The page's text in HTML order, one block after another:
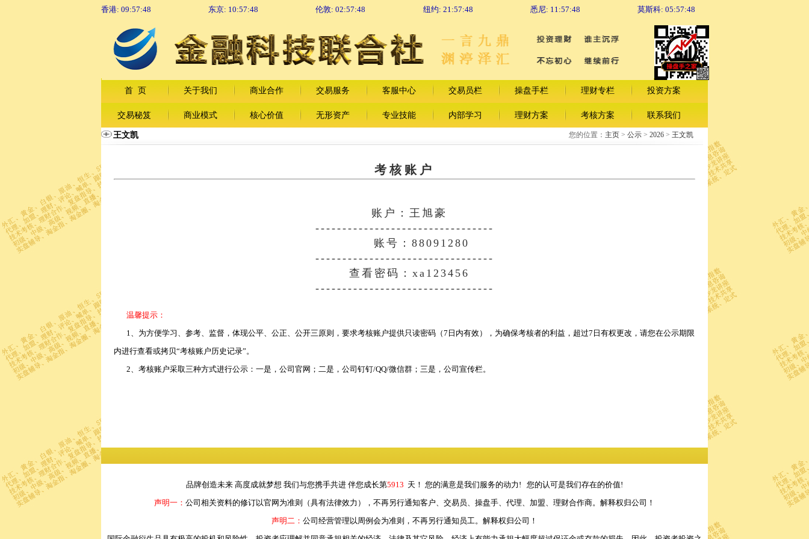
香港: 09:57:48 东京: 10:57:48 伦敦: 02:57:48 纽约: 21:57:48 悉尼: 11:57:48 莫斯科: 05:57:48
首 页 关于我们 商业合作 交易服务 客服中心 交易员栏 操盘手栏 理财专栏 投资方案
交易秘笈 商业模式 核心价值 无形资产 专业技能 内部学习 理财方案 考核方案 联系我们
王文凯 您的位置： 主页 > 公示 > 2026 > 王文凯
考核账户
账户：王旭豪
---------------------------------
账号：88091280
---------------------------------
查看密码：xa123456
---------------------------------
温馨提示：
1、为方便学习、参考、监督，体现公平、公正、公开三原则，要求考核账户提供只读密码（7日内有效），为确保考核者的利益，超过7日有权更改，请您在公示期限
内进行查看或拷贝“考核账户历史记录”。
2、考核账户采取三种方式进行公示：一是，公司官网；二是， 公司钉钉/QQ/微信群 ；三是，公司宣传栏。
品牌创造未来 高度成就梦想 我们与您携手共进 伴您成长第5913 天！ 您的满意是我们服务的动力! 您的认可是我们存在的价值!
声明一： 公司相关资料的修订以官网为准则（具有法律效力），不再另行通知客户、交易员、操盘手、代理、加盟、理财合作商。解释权归公司！
声明二： 公司经营管理以周例会为准则，不再另行通知员工。解释权归公司！